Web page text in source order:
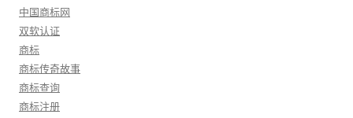
中国商标网
双软认证
商标
商标传奇故事
商标查询
商标注册